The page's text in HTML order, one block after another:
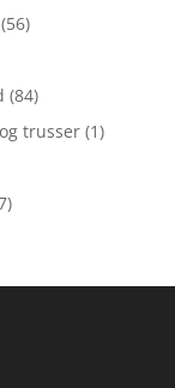
(56)
(84)
trusser (1)